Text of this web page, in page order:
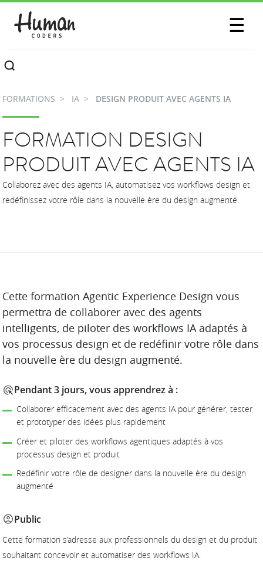
☰
CONTACTEZ-NOUS
FORMATIONS IA DESIGN PRODUIT AVEC AGENTS IA
FORMATION DESIGN
PRODUIT AVEC AGENTS IA
Collaborez avec des agents IA, automatisez vos workflows design et
redéfinissez votre rôle dans la nouvelle ère du design augmenté.
DESCRIPTION
Cette formation Agentic Experience Design vous
permettra de collaborer avec des agents
intelligents, de piloter des workflows IA adaptés à
vos processus design et de redéfinir votre rôle dans
la nouvelle ère du design augmenté.
Pendant 3 jours, vous apprendrez à :
Collaborer efficacement avec des agents IA pour générer, tester
et prototyper des idées plus rapidement
Créer et piloter des workflows agentiques adaptés à vos
processus design et produit
Redéfinir votre rôle de designer dans la nouvelle ère du design
augmenté
Public
Cette formation s’adresse aux professionnels du design et du produit
souhaitant concevoir et automatiser des workflows IA.